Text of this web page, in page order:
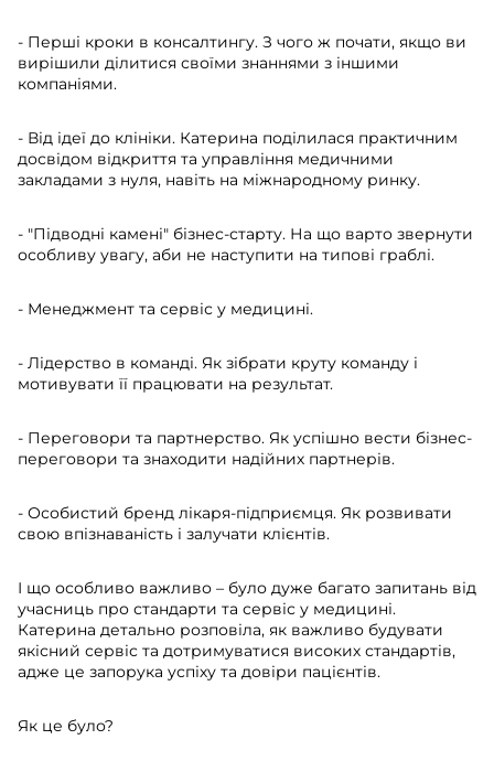
- Перші кроки в консалтингу. З чого ж почати, якщо ви
вирішили ділитися своїми знаннями з іншими
компаніями.
- Від ідеї до клініки. Катерина поділилася практичним
досвідом відкриття та управління медичними
закладами з нуля, навіть на міжнародному ринку.
- "Підводні камені" бізнес-старту. На що варто звернути
особливу увагу, аби не наступити на типові граблі.
- Менеджмент та сервіс у медицині.
- Лідерство в команді. Як зібрати круту команду і
мотивувати її працювати на результат.
- Переговори та партнерство. Як успішно вести бізнес-
переговори та знаходити надійних партнерів.
- Особистий бренд лікаря-підприємця. Як розвивати
свою впізнаваність і залучати клієнтів.
І що особливо важливо – було дуже багато запитань від
учасниць про стандарти та сервіс у медицині.
Катерина детально розповіла, як важливо будувати
якісний сервіс та дотримуватися високих стандартів,
адже це запорука успіху та довіри пацієнтів.
Як це було?